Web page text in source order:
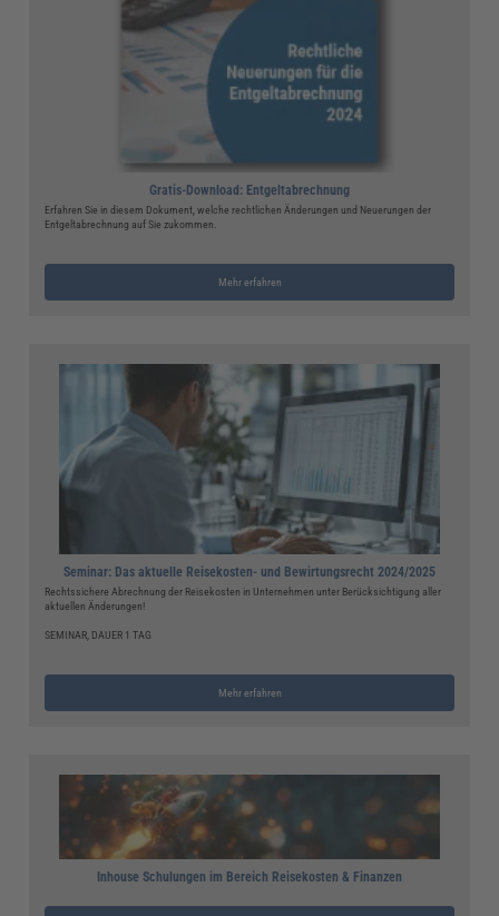
Gratis-Download: Entgeltabrechnung
Erfahren Sie in diesem Dokument, welche rechtlichen Änderungen und Neuerungen der
Entgeltabrechnung auf Sie zukommen.
Mehr erfahren
Seminar: Das aktuelle Reisekosten- und Bewirtungsrecht 2024/2025
Rechtssichere Abrechnung der Reisekosten in Unternehmen unter Berücksichtigung aller
aktuellen Änderungen!
SEMINAR, DAUER 1 TAG
Mehr erfahren
Inhouse Schulungen im Bereich Reisekosten & Finanzen